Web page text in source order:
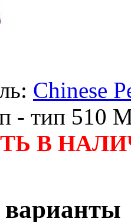
Chinese
- тип 510
В